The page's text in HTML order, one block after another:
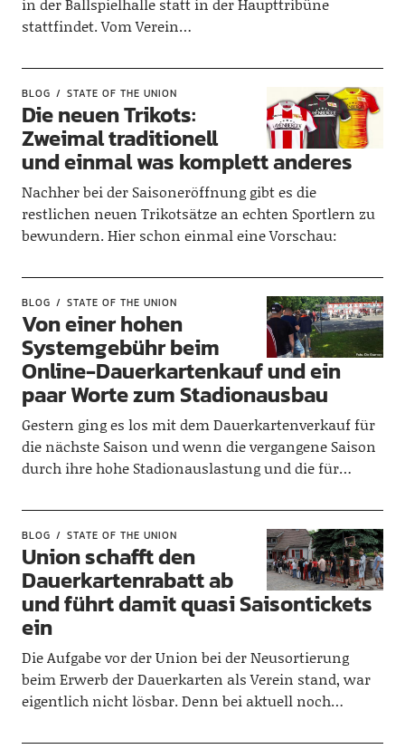
stattfindet. Vom Verein…
BLOG STATE OF THE UNION
Die neuen Trikots:
Zweimal traditionell
und einmal was komplett anderes
Nachher bei der Saisoneröffnung gibt es die
restlichen neuen Trikotsätze an echten Sportlern zu
bewundern. Hier schon einmal eine Vorschau:
BLOG STATE OF THE UNION
Von einer hohen
Systemgebühr beim
Online-Dauerkartenkauf und ein
paar Worte zum Stadionausbau
Gestern ging es los mit dem Dauerkartenverkauf für
die nächste Saison und wenn die vergangene Saison
durch ihre hohe Stadionauslastung und die für…
BLOG STATE OF THE UNION
Union schafft den
Dauerkartenrabatt ab
und führt damit quasi Saisontickets
ein
Die Aufgabe vor der Union bei der Neusortierung
beim Erwerb der Dauerkarten als Verein stand, war
eigentlich nicht lösbar. Denn bei aktuell noch…